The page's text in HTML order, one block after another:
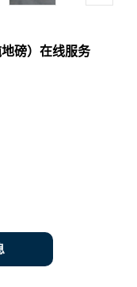
磅）在线服务